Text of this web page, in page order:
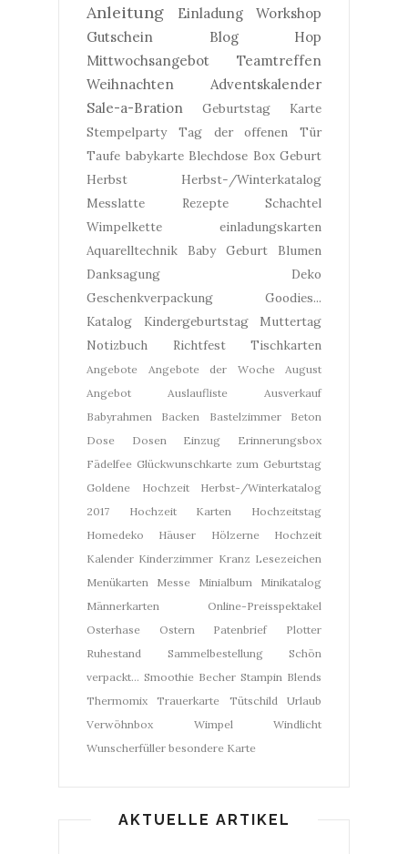
Anleitung
Einladung
Workshop
Gutschein
Blog Hop
Mittwochsangebot
Teamtreffen
Weihnachten
Adventskalender
Sale-a-Bration
Geburtstag
Karte
Stempelparty
Tag der offenen Tür
Taufe babykarte Blechdose Box Geburt
Herbst
Herbst-/Winterkatalog
Messlatte
Rezepte
Schachtel
Wimpelkette
einladungskarten
Aquarelltechnik
Baby Geburt
Blumen
Danksagung
Deko
Geschenkverpackung
Goodies...
Katalog
Kindergeburtstag
Muttertag
Notizbuch
Richtfest Tischkarten
Angebote Angebote der Woche
August
Angebot
Auslaufliste
Ausverkauf
Babyrahmen
Backen Bastelzimmer
Beton
Dose
Dosen Einzug
Erinnerungsbox
Fädelfee Glückwunschkarte zum Geburtstag
Goldene Hochzeit
Herbst-/Winterkatalog
2017
Hochzeit Karten
Hochzeitstag
Homedeko
Häuser
Hölzerne Hochzeit
Kalender Kinderzimmer Kranz Lesezeichen
Menükarten
Messe Minialbum
Minikatalog
Männerkarten
Online-Preisspektakel
Osterhase
Ostern Patenbrief
Plotter
Ruhestand
Sammelbestellung
Schön
verpackt... Smoothie Becher Stampin Blends
Thermomix
Trauerkarte Tütschild
Urlaub
Verwöhnbox
Wimpel
Windlicht
Wunscherfüller besondere Karte
AKTUELLE ARTIKEL